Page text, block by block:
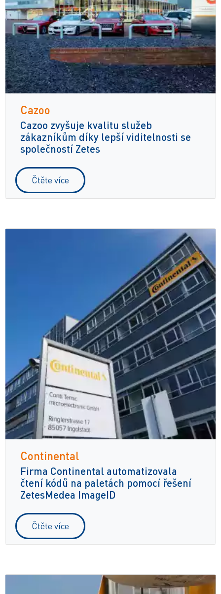
Cazoo
Cazoo zvyšuje kvalitu služeb
zákazníkům díky lepší viditelnosti se
společností Zetes
Čtěte více
Continental
Firma Continental automatizovala
čtení kódů na paletách pomocí řešení
ZetesMedea ImageID
Čtěte více